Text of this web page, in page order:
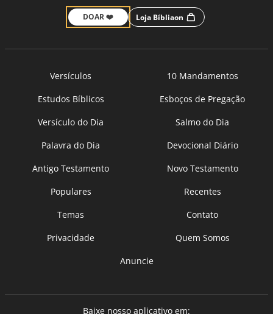
DOAR ❤️ Loja Bíbliaon
Versículos
10 Mandamentos
Estudos Bíblicos
Esboços de Pregação
Versículo do Dia
Salmo do Dia
Palavra do Dia
Devocional Diário
Antigo Testamento
Novo Testamento
Populares
Recentes
Temas
Contato
Privacidade
Quem Somos
Anuncie
Baixe nosso aplicativo em: